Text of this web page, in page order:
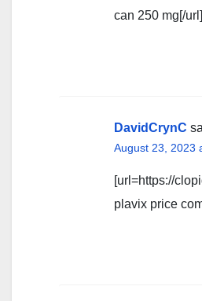
can 250 mg[/url]
DavidCrynC
August 23, 2023
[url=https://
plavix price